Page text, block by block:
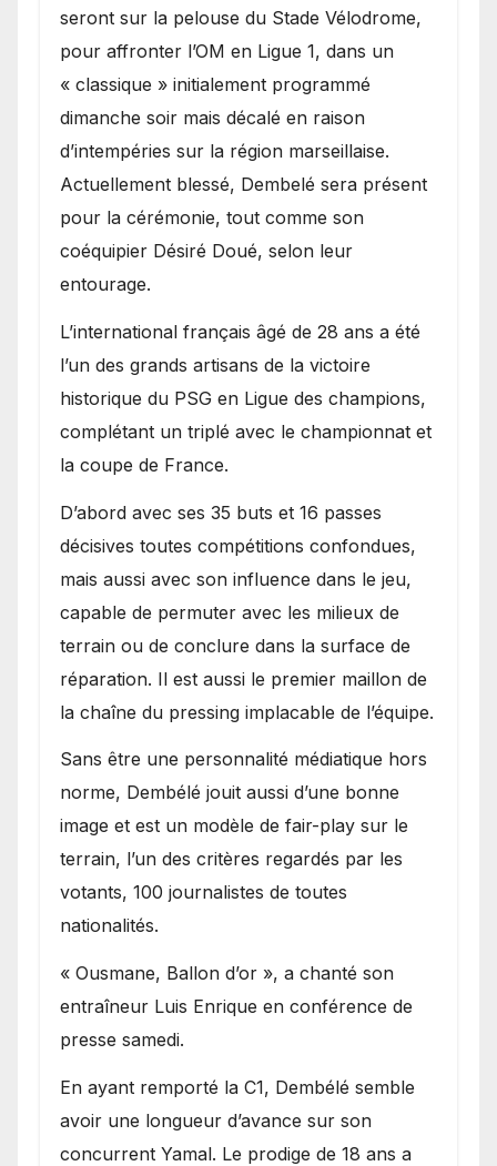
seront sur la pelouse du Stade Vélodrome,
pour affronter l’OM en Ligue 1, dans un
« classique » initialement programmé
dimanche soir mais décalé en raison
d’intempéries sur la région marseillaise.
Actuellement blessé, Dembelé sera présent
pour la cérémonie, tout comme son
coéquipier Désiré Doué, selon leur
entourage.
L’international français âgé de 28 ans a été
l’un des grands artisans de la victoire
historique du PSG en Ligue des champions,
complétant un triplé avec le championnat et
la coupe de France.
D’abord avec ses 35 buts et 16 passes
décisives toutes compétitions confondues,
mais aussi avec son influence dans le jeu,
capable de permuter avec les milieux de
terrain ou de conclure dans la surface de
réparation. Il est aussi le premier maillon de
la chaîne du pressing implacable de l’équipe.
Sans être une personnalité médiatique hors
norme, Dembélé jouit aussi d’une bonne
image et est un modèle de fair-play sur le
terrain, l’un des critères regardés par les
votants, 100 journalistes de toutes
nationalités.
« Ousmane, Ballon d’or », a chanté son
entraîneur Luis Enrique en conférence de
presse samedi.
En ayant remporté la C1, Dembélé semble
avoir une longueur d’avance sur son
concurrent Yamal. Le prodige de 18 ans a